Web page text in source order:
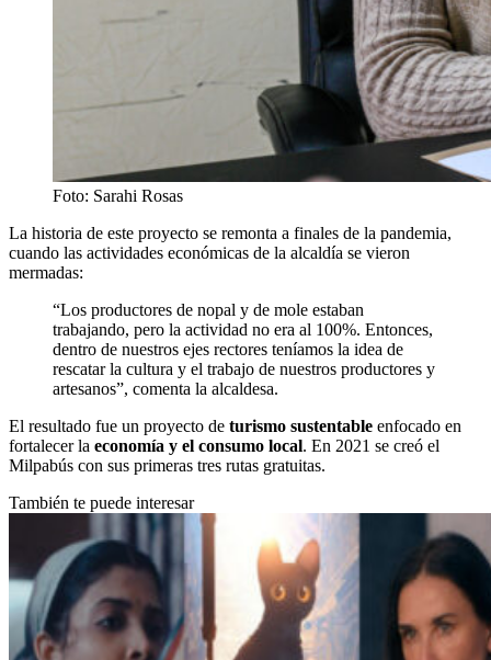
Foto: Sarahi Rosas
La historia de este proyecto se remonta a finales de la pandemia,
cuando las actividades económicas de la alcaldía se vieron
mermadas:
“Los productores de nopal y de mole estaban
trabajando, pero la actividad no era al 100%. Entonces,
dentro de nuestros ejes rectores teníamos la idea de
rescatar la cultura y el trabajo de nuestros productores y
artesanos”, comenta la alcaldesa.
El resultado fue un proyecto de turismo sustentable enfocado en
fortalecer la economía y el consumo local. En 2021 se creó el
Milpabús con sus primeras tres rutas gratuitas.
También te puede interesar